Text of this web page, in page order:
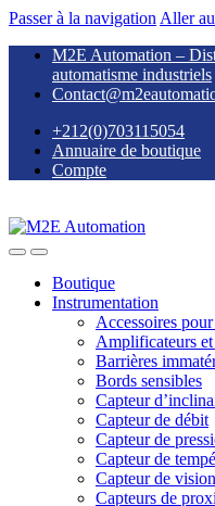
Passer à la navigation Aller
M2E Automation –
automatisme industriels
+212(0)703115054
Annuaire de boutique
Compte
Boutique
Instrumentation
Accessoires
Amplificateurs
Barrières
Bords sensibles
Capteur
Capteur de débit
Capteur de
Capteur de
Capteur de vision
Capteurs de